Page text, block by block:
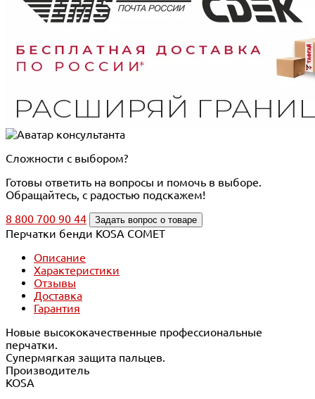
Сложности с выбором?
Готовы ответить на вопросы и помочь в выборе.
Обращайтесь, с радостью подскажем!
8 800 700 90 44
Задать вопрос о товаре
Перчатки бенди KOSA COMET
Описание
Характеристики
Отзывы
Доставка
Гарантия
Новые высококачественные профессиональные
перчатки.
Супермягкая защита пальцев.
Производитель
KOSA